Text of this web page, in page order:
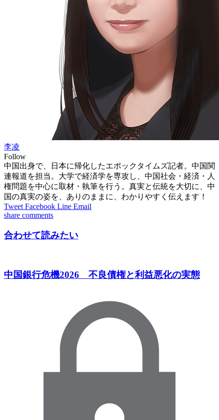
李凌
Follow
中国出身で、日本に帰化したエポックタイムズ記者。中国関
連報道を担当。大学で経済学を専攻し、中国社会・経済・人
権問題を中心に取材・執筆を行う。真実と伝統を大切に、中
国の真実の姿を、ありのままに、わかりやすく伝えます！
Tweet Facebook Line Email
share comments
合わせて読みたい
中国銀行危機2026 不良債権と利益悪化の実態